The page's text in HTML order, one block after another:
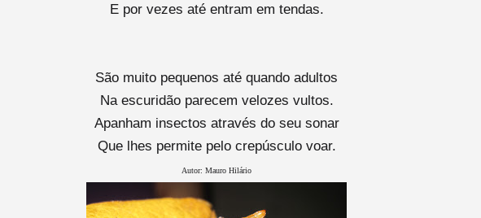
E por vezes até entram em tendas.
São muito pequenos até quando adultos
Na escuridão parecem velozes vultos.
Apanham insectos através do seu sonar
Que lhes permite pelo crepúsculo voar.
Autor: Mauro Hilário